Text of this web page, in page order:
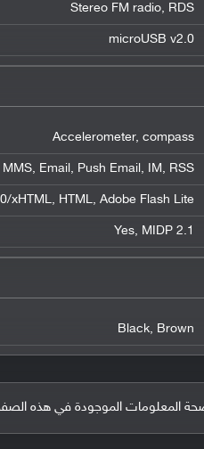
Stereo FM radio, RDS
microUSB v2.0
Accelerometer, compass
Email, Push Email, IM, RSS
xHTML, HTML, Adobe Flash Lite
Yes, MIDP 2.1
Black, Brown
الموجودة في هذه الصفحة بنسبة 100%، وفي حالة